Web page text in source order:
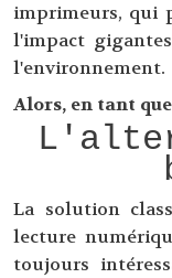
imprimeurs, qui
l'impact
l'environnement.
Alors, en tant
La solution
lecture
toujours